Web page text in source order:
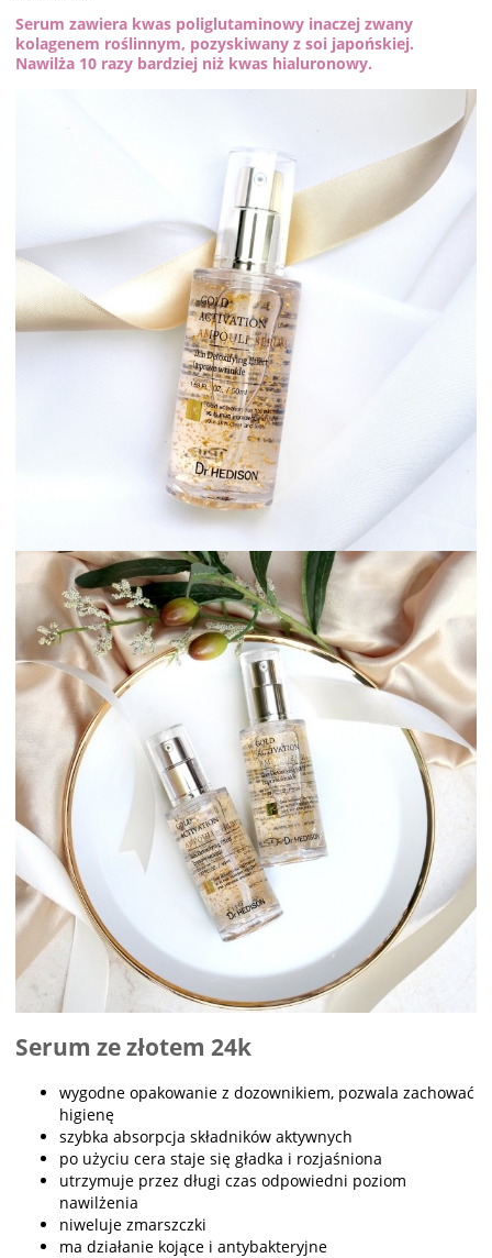
Serum zawiera kwas poliglutaminowy inaczej zwany
kolagenem roślinnym, pozyskiwany z soi japońskiej.
Nawilża 10 razy bardziej niż kwas hialuronowy.
Serum ze złotem 24k
wygodne opakowanie z dozownikiem, pozwala zachować
higienę
szybka absorpcja składników aktywnych
po użyciu cera staje się gładka i rozjaśniona
utrzymuje przez długi czas odpowiedni poziom
nawilżenia
niweluje zmarszczki
ma działanie kojące i antybakteryjne